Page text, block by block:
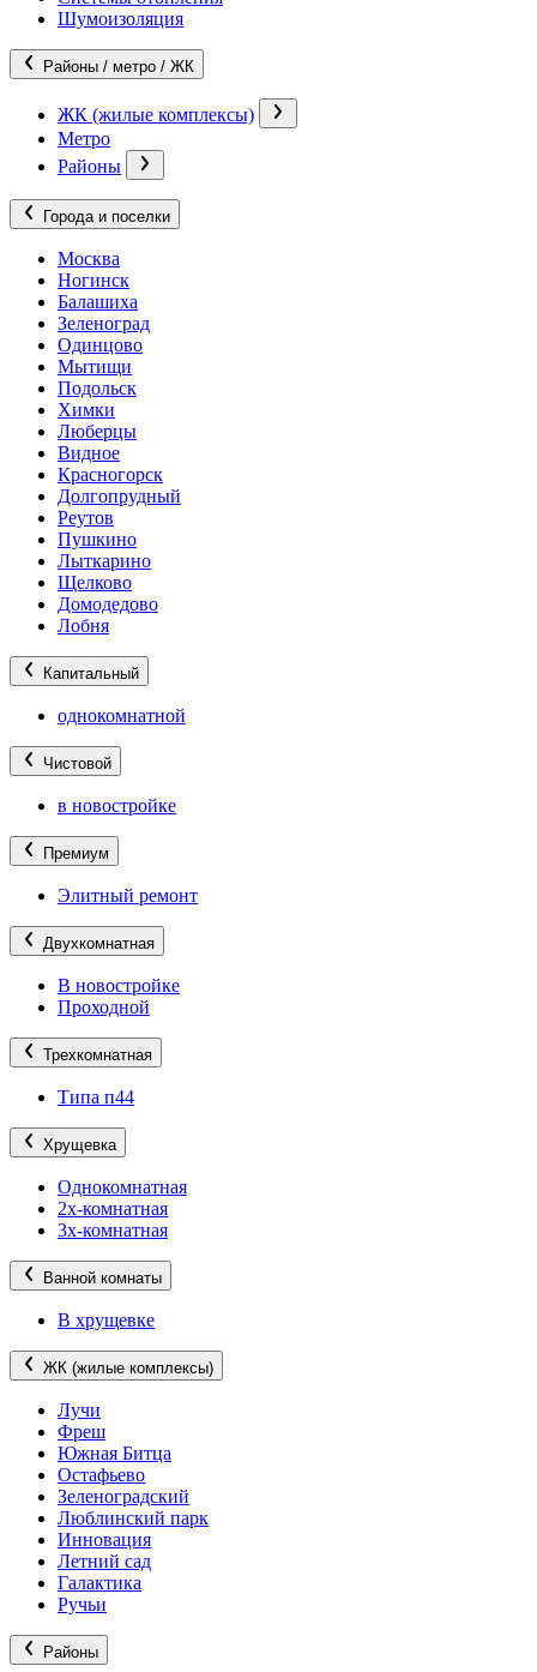
Шумоизоляция
Районы / метро / ЖК
ЖК (жилые комплексы)
Метро
Районы
Города и поселки
Москва
Ногинск
Балашиха
Зеленоград
Одинцово
Мытищи
Подольск
Химки
Люберцы
Видное
Красногорск
Долгопрудный
Реутов
Пушкино
Лыткарино
Щелково
Домодедово
Лобня
Капитальный
однокомнатной
Чистовой
в новостройке
Премиум
Элитный ремонт
Двухкомнатная
В новостройке
Проходной
Трехкомнатная
Типа п44
Хрущевка
Однокомнатная
2х-комнатная
3х-комнатная
Ванной комнаты
В хрущевке
ЖК (жилые комплексы)
Лучи
Фреш
Южная Битца
Остафьево
Зеленоградский
Люблинский парк
Инновация
Летний сад
Галактика
Ручьи
Районы